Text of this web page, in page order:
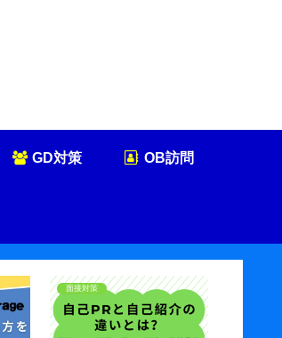
GD対策 OB訪問
基礎知識 基礎知識